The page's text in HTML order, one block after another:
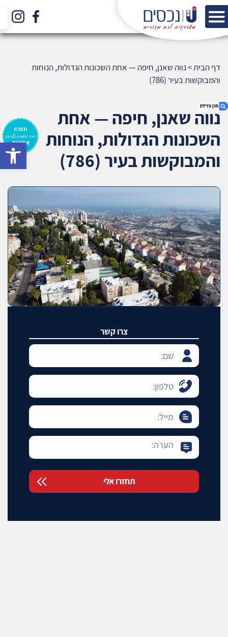
1. נווה שאנן, חיפה — אחת השכונות הגדולות, הנוחות
והמבוקשות בעיר (786)
3. שאלתם ? ענינו !
דף הבית>נווה שאנן, חיפה — אחת השכונות הגדולות, הנוחות
והמבוקשות בעיר (786)
נווה שאנן, חיפה — אחת
השכונות הגדולות, הנוחות
והמבוקשות בעיר (786)
צרו קשר